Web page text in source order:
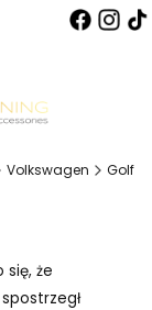
Volkswagen Golf
się, że